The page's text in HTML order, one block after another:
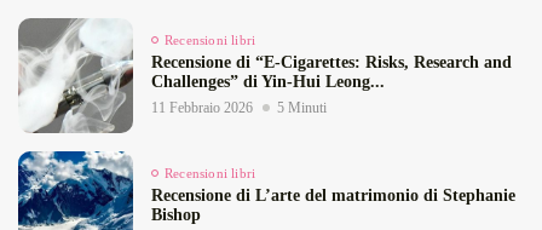
Recensioni libri
Recensione di “E‑Cigarettes: Risks, Research and
Challenges” di Yin‑Hui Leong...
11 Febbraio 2026 5 Minuti
Recensioni libri
Recensione di L’arte del matrimonio di Stephanie
Bishop